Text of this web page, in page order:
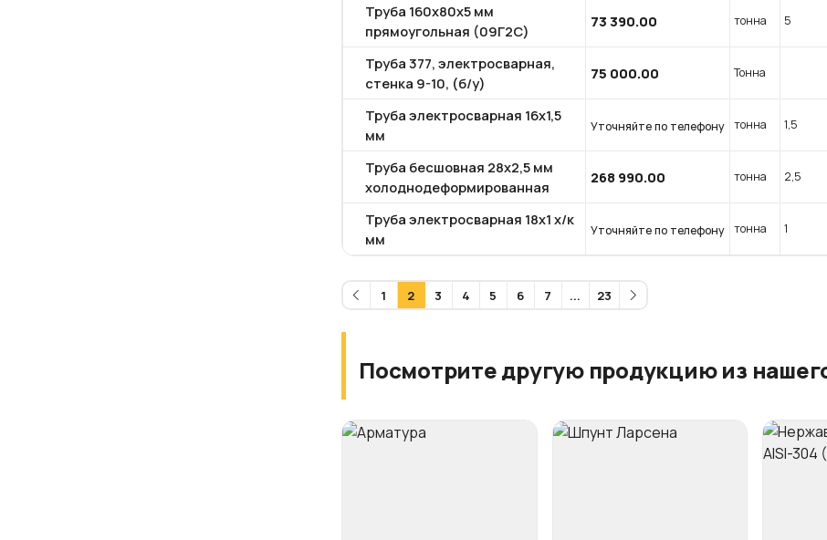
Труба 160x80x5 мм
прямоугольная (09Г2С)
73 390.00 тонна 5
Труба 377, электросварная,
стенка 9-10, (б/у)
75 000.00 Тонна
Труба электросварная 16x1,5
мм
Уточняйте по телефону тонна 1,5
Труба бесшовная 28х2,5 мм
холоднодеформированная
268 990.00 тонна 2,5
Труба электросварная 18x1 х/к
мм
Уточняйте по телефону тонна 1
1 2 3 4 5 6 7 ... 23
Посмотрите другую продукцию из